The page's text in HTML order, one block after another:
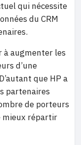
qui nécessite
du CRM
augmenter les
d’une
que HP a
partenaires
de porteurs
mieux répartir